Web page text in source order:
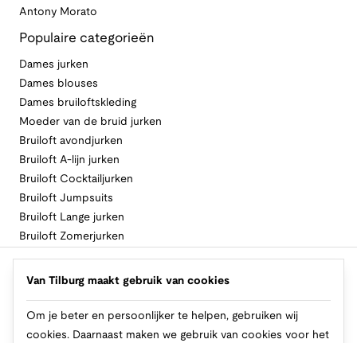
Antony Morato
Populaire categorieën
Dames jurken
Dames blouses
Dames bruiloftskleding
Moeder van de bruid jurken
Bruiloft avondjurken
Bruiloft A-lijn jurken
Bruiloft Cocktailjurken
Bruiloft Jumpsuits
Bruiloft Lange jurken
Bruiloft Zomerjurken
Volg Van Tilburg
Van Tilburg maakt gebruik van cookies
Om je beter en persoonlijker te helpen, gebruiken wij
cookies. Daarnaast maken we gebruik van cookies voor het